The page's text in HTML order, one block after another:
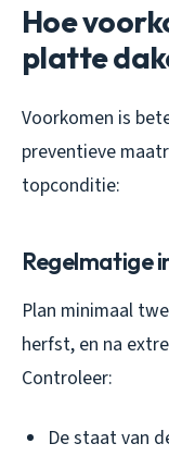
Hoe
platte
Voorkomen is
preventieve
topconditie:
Regelmatige
Plan minimaal
herfst, en na
Controleer:
De staat van